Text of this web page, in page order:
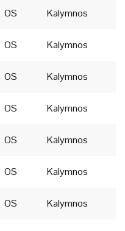
OS Kalymnos
OS Kalymnos
OS Kalymnos
OS Kalymnos
OS Kalymnos
OS Kalymnos
OS Kalymnos